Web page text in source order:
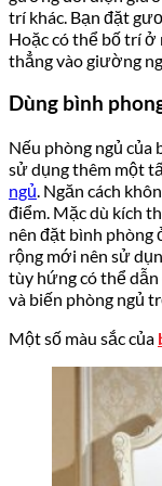
trí khác. Bạn đặt
Hoặc có thể bố trí ở
thẳng vào giường
Dùng bình
Nếu phòng ngủ của
sử dụng thêm một
ngủ. Ngăn cách
điểm. Mặc dù kích
nên đặt bình phòng
rộng mới nên sử
tùy hứng có thể dẫn
và biến phòng ngủ
Một số màu sắc của